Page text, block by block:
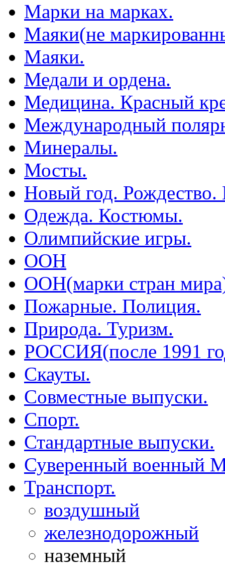
Марки на марках.
Маяки(не
Маяки.
Медали и ордена.
Медицина. Красный
Международный
Минералы.
Мосты.
Новый год. Рождество.
Одежда. Костюмы.
Олимпийские игры.
ООН
ООН(марки стран
Пожарные. Полиция.
Природа. Туризм.
РОССИЯ(после 1991
Скауты.
Совместные выпуски.
Спорт.
Стандартные выпуски.
Суверенный военный
Транспорт.
воздушный
железнодорожный
наземный